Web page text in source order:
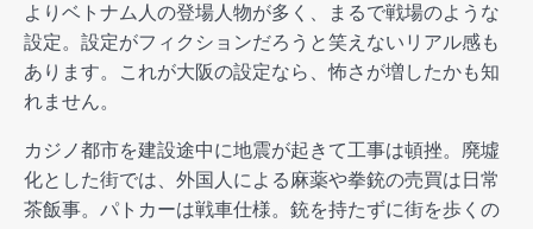
よりベトナム人の登場人物が多く、まるで戦場のような
設定。設定がフィクションだろうと笑えないリアル感も
あります。これが大阪の設定なら、怖さが増したかも知
れません。
カジノ都市を建設途中に地震が起きて工事は頓挫。廃墟
化とした街では、外国人による麻薬や拳銃の売買は日常
茶飯事。パトカーは戦車仕様。銃を持たずに街を歩くの